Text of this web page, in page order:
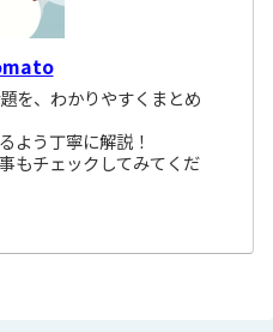
を、わかりやすくまとめ
よう丁寧に解説！
もチェックしてみてくだ